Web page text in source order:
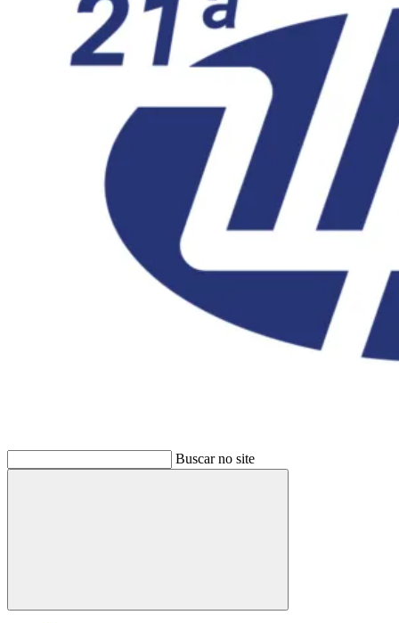
Buscar no site
Buscar